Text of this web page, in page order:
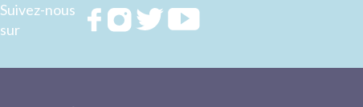
Suivez-nous
sur
RejoignezRejoignezRejoignez